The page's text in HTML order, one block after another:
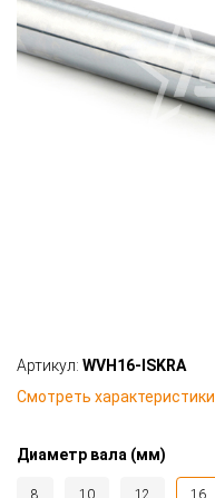
Артикул: WVH16-ISKRA
Смотреть характеристики
Диаметр вала (мм)
8 10 12 16